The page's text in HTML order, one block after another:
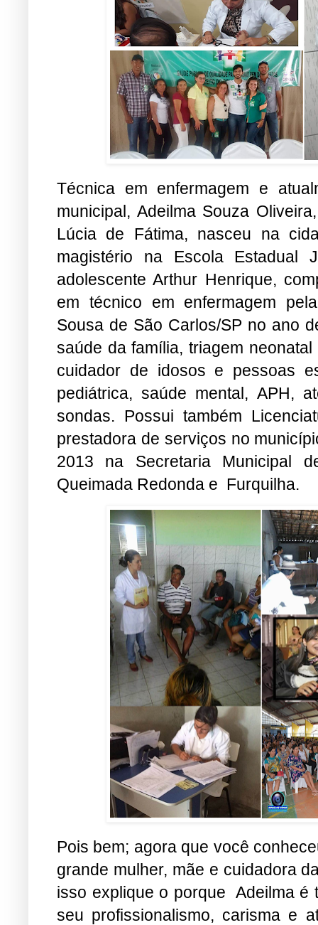
Técnica em enfermagem e
municipal, Adeilma Souza
Lúcia de Fátima, nasceu na
magistério na Escola Estadual
adolescente Arthur Henrique,
em técnico em enfermagem
Sousa de São Carlos/SP no ano
saúde da família, triagem
cuidador de idosos e pessoas
pediátrica, saúde mental, APH,
sondas. Possui também
prestadora de serviços no
2013 na Secretaria Municipal
Queimada Redonda e Furquilha.
Pois bem; agora que você
grande mulher, mãe e cuidadora
isso explique o porque Adeilma é
seu profissionalismo, carisma e